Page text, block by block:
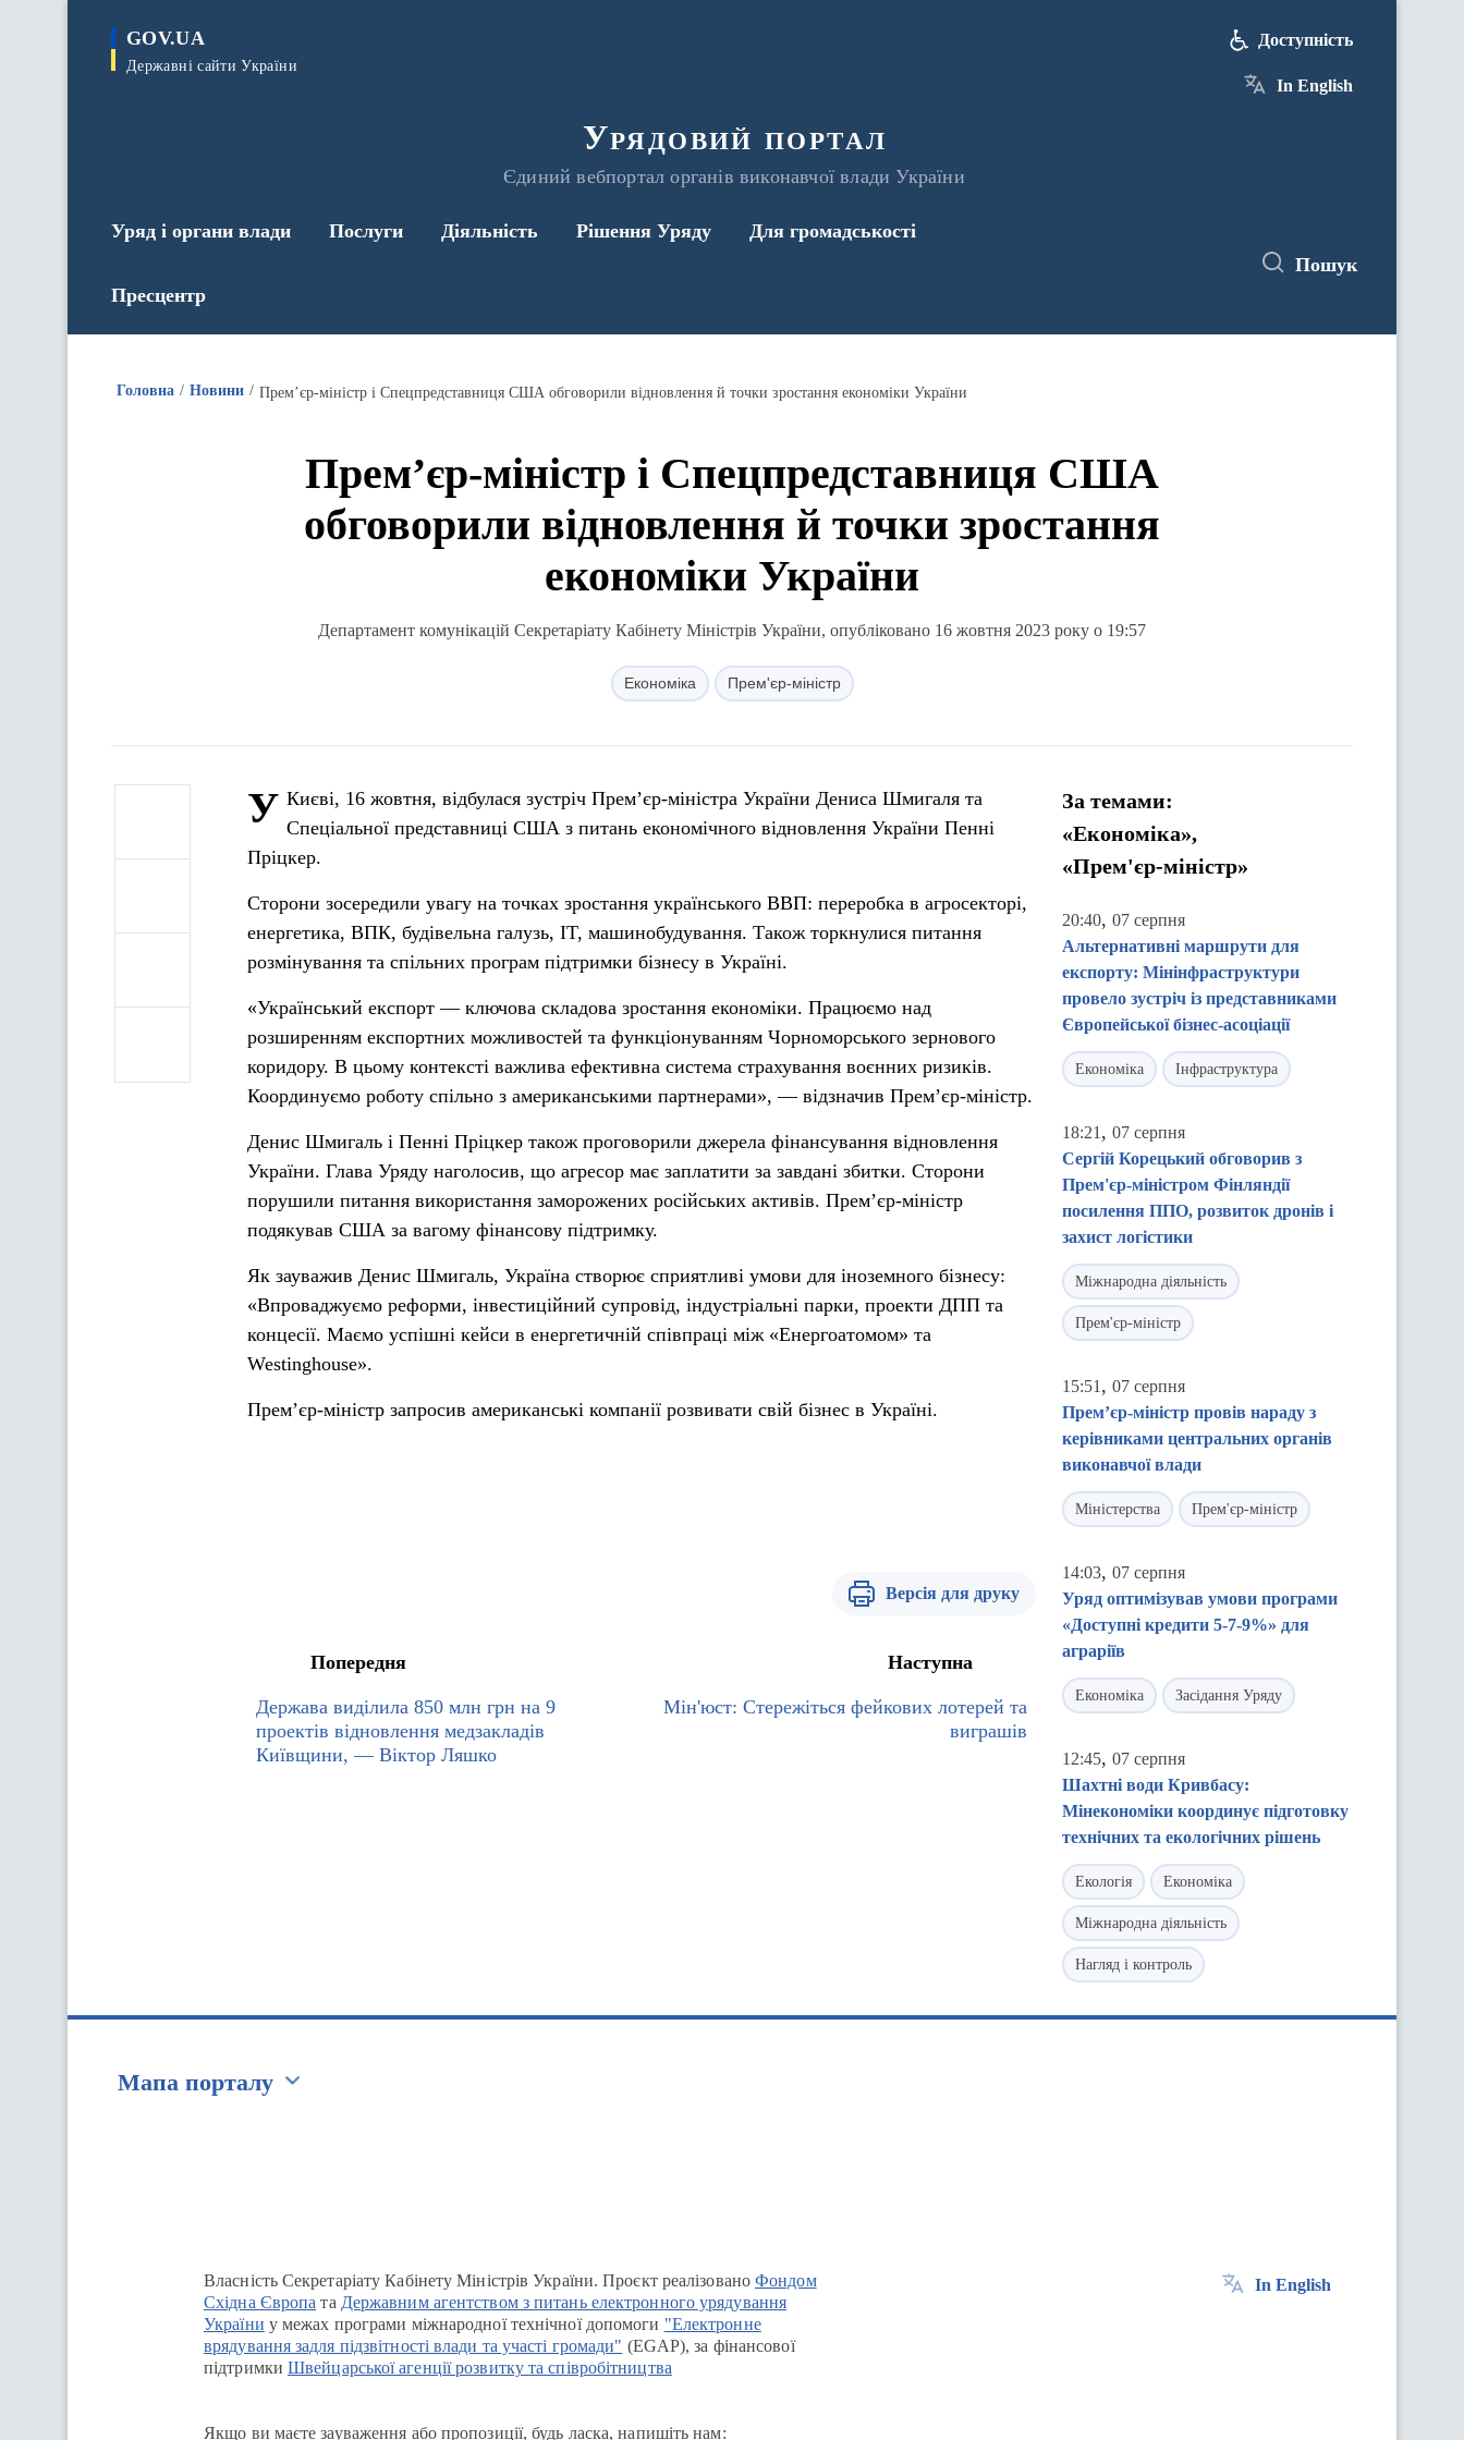
GOV.UA
Державні сайти України
Урядовий портал
Єдиний вебпортал органів виконавчої влади України
Доступність
In English
Уряд і органи влади Послуги Діяльність Рішення Уряду Для громадськості
Пресцентр
Пошук
Головна Новини Прем’єр-міністр і Спецпредставниця США обговорили відновлення й точки зростання економіки України
Прем’єр-міністр і Спецпредставниця США
обговорили відновлення й точки зростання
економіки України
Департамент комунікацій Секретаріату Кабінету Міністрів України, опубліковано 16 жовтня 2023 року о 19:57
Економіка Прем'єр-міністр
У Києві, 16 жовтня, відбулася зустріч Прем’єр-міністра України Дениса Шмигаля та
Спеціальної представниці США з питань економічного відновлення України Пенні
Пріцкер.
Сторони зосередили увагу на точках зростання українського ВВП: переробка в агросекторі,
енергетика, ВПК, будівельна галузь, IT, машинобудування. Також торкнулися питання
розмінування та спільних програм підтримки бізнесу в Україні.
«Український експорт — ключова складова зростання економіки. Працюємо над
розширенням експортних можливостей та функціонуванням Чорноморського зернового
коридору. В цьому контексті важлива ефективна система страхування воєнних ризиків.
Координуємо роботу спільно з американськими партнерами», — відзначив Прем’єр-міністр.
Денис Шмигаль і Пенні Пріцкер також проговорили джерела фінансування відновлення
України. Глава Уряду наголосив, що агресор має заплатити за завдані збитки. Сторони
порушили питання використання заморожених російських активів. Прем’єр-міністр
подякував США за вагому фінансову підтримку.
Як зауважив Денис Шмигаль, Україна створює сприятливі умови для іноземного бізнесу:
«Впроваджуємо реформи, інвестиційний супровід, індустріальні парки, проекти ДПП та
концесії. Маємо успішні кейси в енергетичній співпраці між «Енергоатомом» та
Westinghouse».
Прем’єр-міністр запросив американські компанії розвивати свій бізнес в Україні.
Версія для друку
Попередня
Держава виділила 850 млн грн на 9
проектів відновлення медзакладів
Київщини, — Віктор Ляшко
Наступна
Мін'юст: Стережіться фейкових лотерей та
виграшів
За темами:
«Економіка»,
«Прем'єр-міністр»
20:40, 07 серпня
Альтернативні маршрути для
експорту: Мінінфраструктури
провело зустріч із представниками
Європейської бізнес-асоціації
Економіка Інфраструктура
18:21 , 07 серпня
Сергій Корецький обговорив з
Прем'єр-міністром Фінляндії
посилення ППО, розвиток дронів і
захист логістики
Міжнародна діяльність
Прем'єр-міністр
15:51 , 07 серпня
Прем’єр-міністр провів нараду з
керівниками центральних органів
виконавчої влади
Міністерства Прем'єр-міністр
14:03, 07 серпня
Уряд оптимізував умови програми
«Доступні кредити 5-7-9%» для
аграріїв
Економіка Засідання Уряду
12:45, 07 серпня
Шахтні води Кривбасу:
Мінекономіки координує підготовку
технічних та екологічних рішень
Екологія Економіка
Міжнародна діяльність
Нагляд і контроль
Мапа порталу
Власність Секретаріату Кабінету Міністрів України. Проєкт реалізованоФондом
Східна Європа та Державним агентством з питань електронного урядування
України у межах програми міжнародної технічної допомоги "Електронне
врядування задля підзвітності влади та участі громади" (EGAP), за фінансової
підтримки Швейцарської агенції розвитку та співробітництва
Якщо ви маєте зауваження або пропозиції, будь ласка, напишіть нам:
In English